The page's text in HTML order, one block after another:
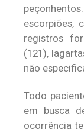
escorpiões,
registros
(121),
não
Todo
em busca
ocorrência